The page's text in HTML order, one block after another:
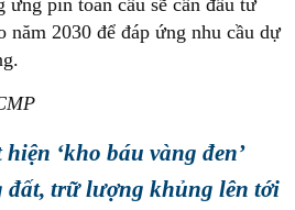
năm 2030 để đáp ứng nhu cầu dự
‘kho báu vàng đen’
đất, trữ lượng khủng lên tới